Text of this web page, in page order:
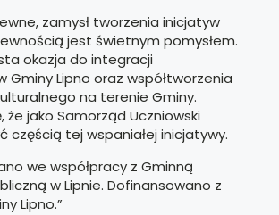
zamysł tworzenia inicjatyw
jest świetnym pomysłem.
okazja do integracji
Gminy Lipno oraz współtworzenia
na terenie Gminy.
że jako Samorząd Uczniowski
częścią tej wspaniałej inicjatywy.
we współpracy z Gminną
w Lipnie. Dofinansowano z
Lipno.”